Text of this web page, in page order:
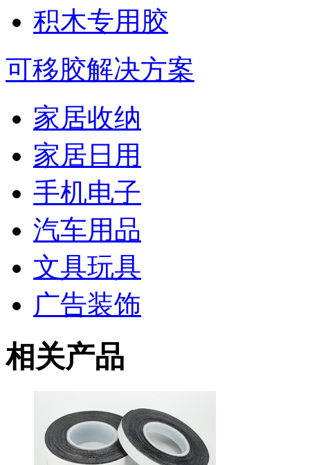
积木专用胶
可移胶解决方案
家居收纳
家居日用
手机电子
汽车用品
文具玩具
广告装饰
相关产品